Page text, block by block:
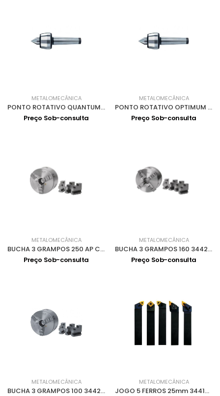
METALOMECÂNICA
PONTO ROTATIVO QUANTUM CM2 3440702
Preço Sob-consulta
METALOMECÂNICA
PONTO ROTATIVO OPTIMUM CM4 3440704
Preço Sob-consulta
METALOMECÂNICA
BUCHA 3 GRAMPOS 250 AP CENTRAL CAMLOCK 6" 3442765
Preço Sob-consulta
METALOMECÂNICA
BUCHA 3 GRAMPOS 160 3442716
Preço Sob-consulta
METALOMECÂNICA
BUCHA 3 GRAMPOS 100 3442710
METALOMECÂNICA
JOGO 5 FERROS 25mm 3441672